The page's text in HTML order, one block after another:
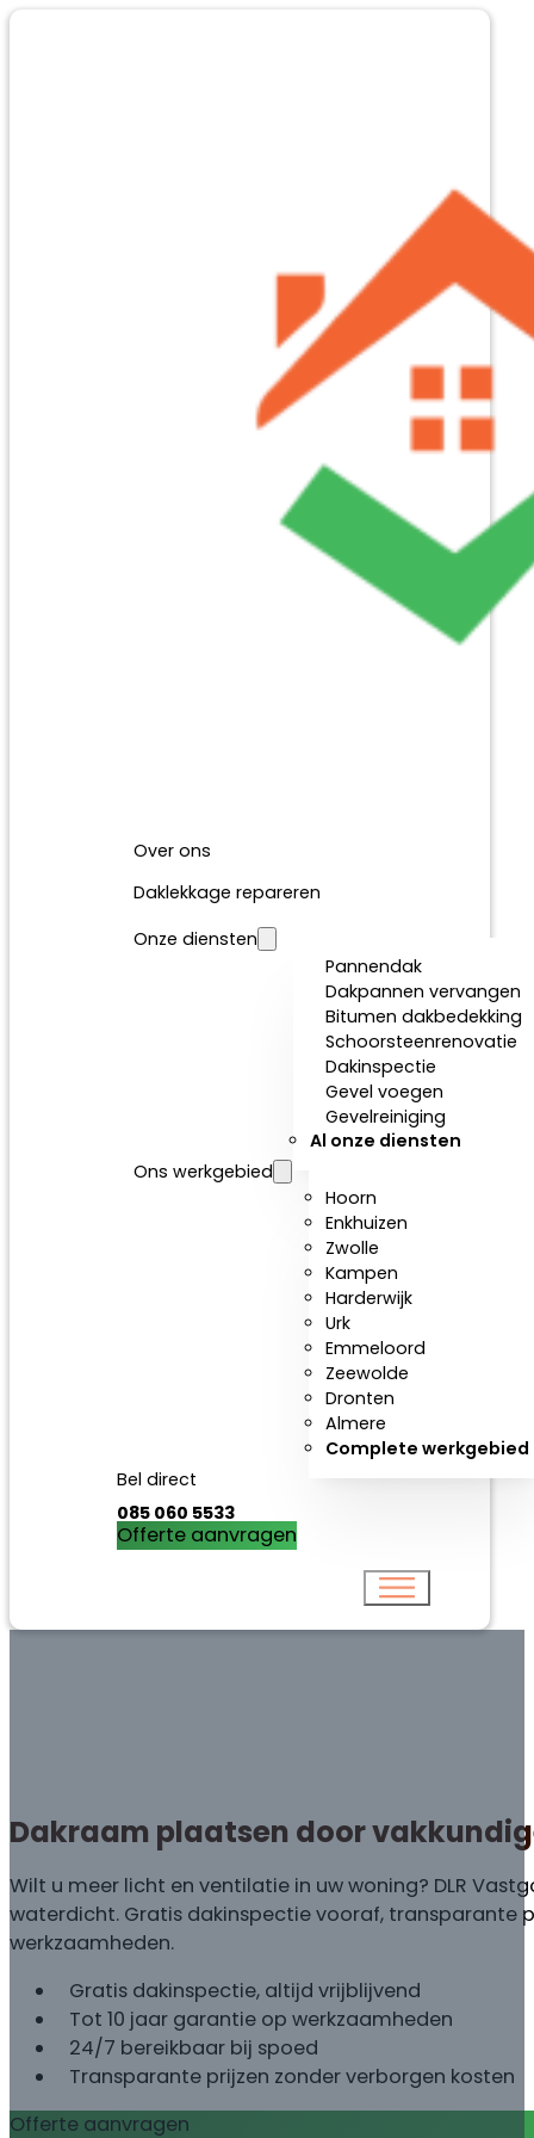
Over ons
Daklekkage repareren
Onze diensten
Pannendak
Dakpannen vervangen
Bitumen dakbedekking
Schoorsteenrenovatie
Dakinspectie
Gevel voegen
Gevelreiniging
Al onze diensten
Ons werkgebied
Hoorn
Enkhuizen
Zwolle
Kampen
Harderwijk
Urk
Emmeloord
Zeewolde
Dronten
Almere
Complete werkgebied
Bel direct
085 060 5533
Offerte aanvragen
Dakraam plaatsen door
Wilt u meer licht en ventilatie in uw woning? DLR
waterdicht. Gratis dakinspectie vooraf, transparante
werkzaamheden.
Gratis dakinspectie, altijd vrijblijvend
Tot 10 jaar garantie op werkzaamheden
24/7 bereikbaar bij spoed
Transparante prijzen zonder verborgen kosten
Offerte aanvragen